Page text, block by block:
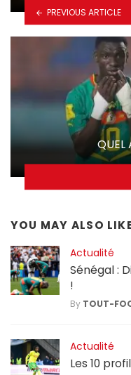
PREVIOUS ARTICLE
QUEL
YOU MAY ALSO
Actualité
Sénégal :
!
By TOUT-
Actualité
Les 10